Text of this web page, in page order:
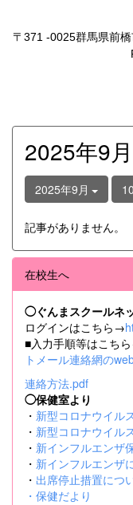
〒371 -0025群馬県前
2025年9
2025年9月
記事がありません。
在校生へ
◯ぐんまスクールネ
ログインはこちら→
■入力手順等はこち
トメール連絡網の
連絡方法.pdf
◯保健室より
・ 新型コロナウイル
・ 新型コロナウイ
・ 新インフルエンザ
・ 新インフルエンザ
・ 出席停止措置につ
・ 保健だより